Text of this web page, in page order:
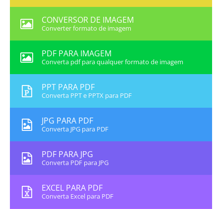
CONVERSOR DE IMAGEM
Converter formato de imagem
PDF PARA IMAGEM
Converta pdf para qualquer formato de imagem
PPT PARA PDF
Converta PPT e PPTX para PDF
JPG PARA PDF
Converta JPG para PDF
PDF PARA JPG
Converta PDF para JPG
EXCEL PARA PDF
Converta Excel para PDF